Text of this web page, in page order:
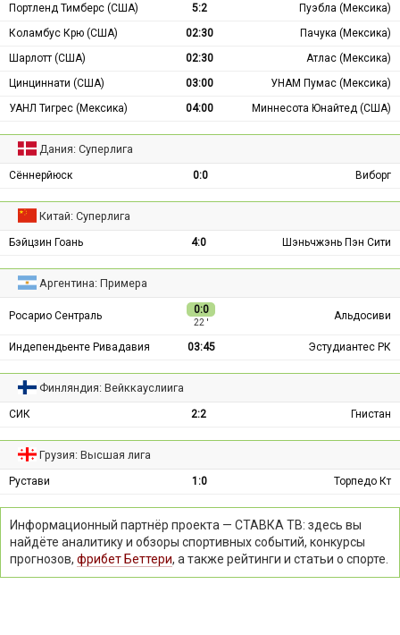
Портленд Тимберс (США) 5:2
Пуэбла (Мексика)
Коламбус Крю (США)
02:30
Пачука (Мексика)
Шарлотт (США)
02:30
Атлас (Мексика)
Цинциннати (США)
03:00
УНАМ Пумас (Мексика)
УАНЛ Тигрес (Мексика)
04:00 Миннесота Юнайтед (США)
Дания: Суперлига
Сённерйюск 0:0 Виборг
Китай: Суперлига
Бэйцзин Гоань 4:0 Шэньчжэнь Пэн Сити
Аргентина: Примера
Росарио Сентраль 0:0
22 ′
Альдосиви
Индепендьенте Ривадавия 03:45 Эстудиантес РК
Финляндия: Вейккауслиига
СИК 2:2 Гнистан
Грузия: Высшая лига
Рустави 1:0 Торпедо Кт
Информационный партнёр проекта — СТАВКА ТВ: здесь вы
найдёте аналитику и обзоры спортивных событий, конкурсы
прогнозов, фрибет Беттери, а также рейтинги и статьи о спорте.